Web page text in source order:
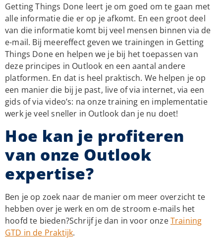
Getting Things Done leert je om goed om te gaan met
alle informatie die er op je afkomt. En een groot deel
van die informatie komt bij veel mensen binnen via de
e-mail. Bij meereffect geven we trainingen in Getting
Things Done en helpen we je bij het toepassen van
deze principes in Outlook en een aantal andere
platformen. En dat is heel praktisch. We helpen je op
een manier die bij je past, live of via internet, via een
gids of via video’s: na onze training en implementatie
werk je veel sneller in Outlook dan je nu doet!
Hoe kan je profiteren
van onze Outlook
expertise?
Ben je op zoek naar de manier om meer overzicht te
hebben over je werk en om de stroom e-mails het
hoofd te bieden?Schrijf je dan in voor onzeTraining
GTD in de Praktijk.